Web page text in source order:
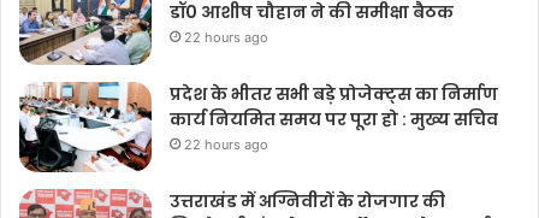
डॉ0 आशीष चौहान ने की समीक्षा बैठक
22 hours ago
प्रदेश के भीतर सभी बड़े प्रोजेक्ट्स का निर्माण
कार्य नियमित समय पर पूरा हो : मुख्य सचिव
22 hours ago
उत्तराखंड में अग्निवीरों के रोजगार की